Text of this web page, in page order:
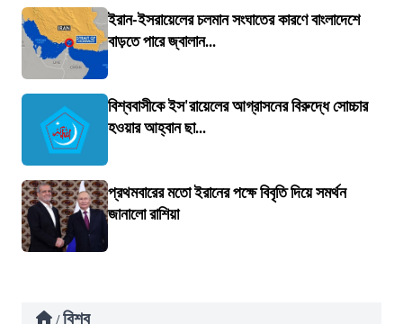
ইরান-ইসরায়েলের চলমান সংঘাতের কারণে বাংলাদেশে
বাড়তে পারে জ্বালান...
বিশ্ববাসীকে ইস'রায়েলের আগ্রাসনের বিরুদ্ধে সোচ্চার
হওয়ার আহ্বান ছা...
প্রথমবারের মতো ইরানের পক্ষে বিবৃতি দিয়ে সমর্থন
জানালো রাশিয়া
/ বিশ্ব